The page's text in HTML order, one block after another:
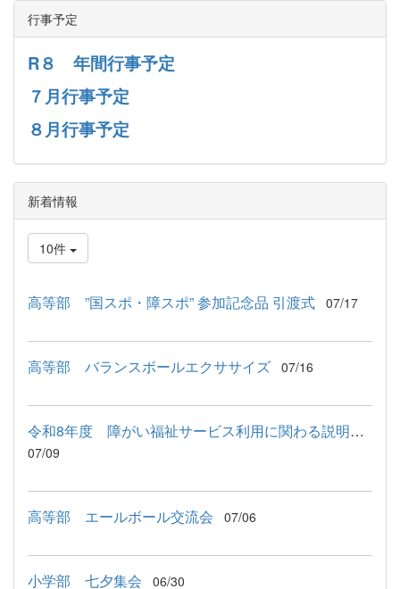
行事予定
R８ 年間行事予定
７月行事予定
８月行事予定
新着情報
10件
高等部 ”国スポ・障スポ” 参加記念品 引渡式 07/17
高等部 バランスボールエクササイズ 07/16
令和8年度 障がい福祉サービス利用に関わる説明会が行われました
07/09
高等部 エールボール交流会 07/06
小学部 七夕集会 06/30